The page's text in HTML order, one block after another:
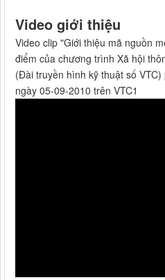
Video giới thiệu
Video clip "Giới thiệu mã nguồn
điểm của chương trình Xã hội
(Đài truyền hình kỹ thuật số
ngày 05-09-2010 trên VTC1